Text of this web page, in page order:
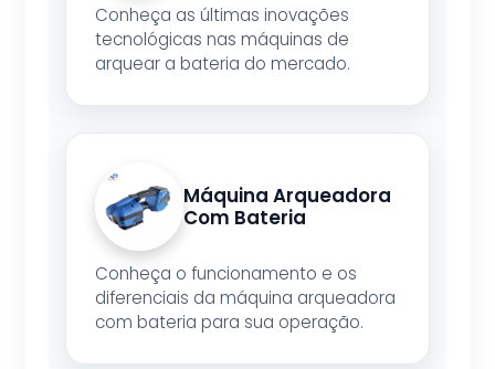
Conheça as últimas inovações
tecnológicas nas máquinas de
arquear a bateria do mercado.
Máquina Arqueadora
Com Bateria
Conheça o funcionamento e os
diferenciais da máquina arqueadora
com bateria para sua operação.